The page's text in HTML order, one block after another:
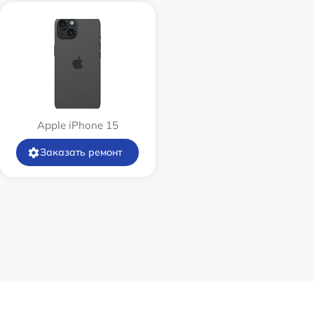
Apple iPhone 15
Заказать ремонт